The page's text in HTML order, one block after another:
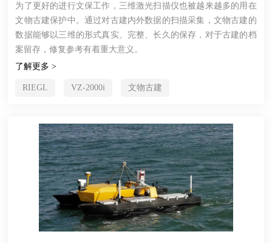
为了更好的进行文保工作，三维激光扫描仪也被越来越多的用在
文物古建保护中。通过对古建内外数据的扫描采集，文物古建的
数据能够以三维的形式真实、完整、长久的保存，对于古建的档
案留存，修复参考有着重大意义。
了解更多 >
RIEGL VZ-2000i 文物古建